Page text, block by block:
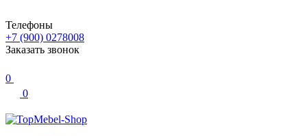
Телефоны
+7 (900) 0278008
Заказать звонок
0
0